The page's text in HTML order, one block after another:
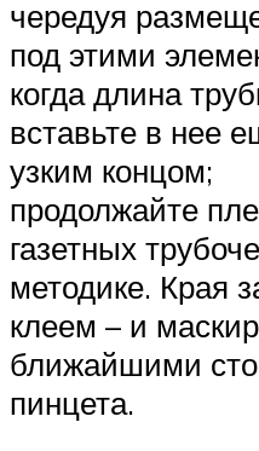
чередуя
под этими
когда длина
вставьте в нее
узким концом;
продолжайте
газетных
методике. Края
клеем – и
ближайшими
пинцета.